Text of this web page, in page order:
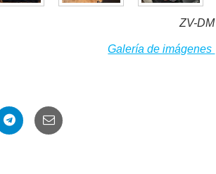
ZV-DM
Galería de imágenes